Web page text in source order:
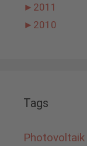
► 2011
► 2010
Tags
Photovoltaik